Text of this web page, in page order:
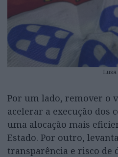
Lusa
Por um lado, remover o
acelerar a execução
uma alocação mais
Estado. Por outro,
transparência e risco de